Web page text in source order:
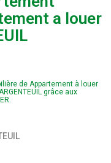
min
Plus de critères
a louer
de Appartement à louer
grâce aux